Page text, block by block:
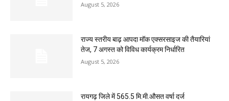
August 5, 2026
राज्य स्तरीय बाढ़ आपदा मॉक एक्सरसाइज की तैयारियां
तेज, 7 अगस्त को विविध कार्यक्रम निर्धारित
August 5, 2026
रायगढ़ जिले में 565.5 मि.मी.औसत वर्षा दर्ज